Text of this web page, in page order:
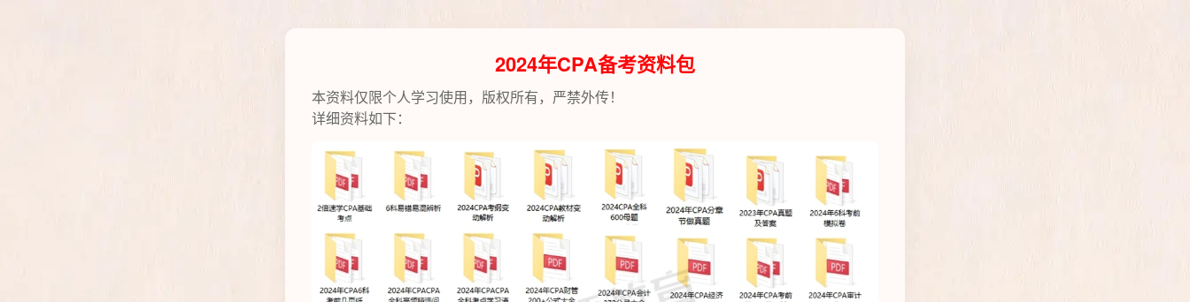
2024年CPA备考资料包
本资料仅限个人学习使用，版权所有，严禁外传！
​详细资料如下：